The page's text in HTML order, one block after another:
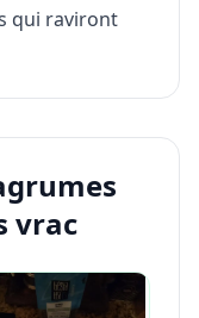
qui raviront
vrac